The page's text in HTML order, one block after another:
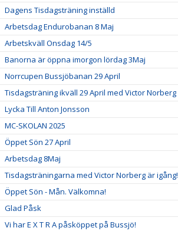
Dagens Tisdagsträning inställd
Arbetsdag Endurobanan 8 Maj
Arbetskväll Onsdag 14/5
Banorna är öppna imorgon lördag 3Maj
Norrcupen Bussjöbanan 29 April
Tisdagsträning ikväll 29 April med Victor Norberg
Lycka Till Anton Jonsson
MC-SKOLAN 2025
Öppet Sön 27 April
Arbetsdag 8Maj
Tisdagsträningarna med Victor Norberg är igång!
Öppet Sön - Mån. Välkomna!
Glad Påsk
Vi har E X T R A påsköppet på Bussjö!